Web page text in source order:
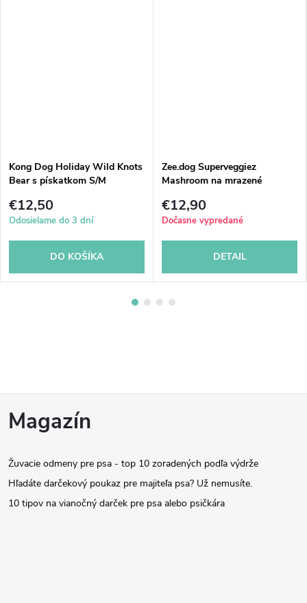
Kong Dog Holiday Wild Knots
Bear s pískatkom S/M
€12,50
Odosielame do 3 dní
DO KOŠÍKA
Zee.dog Superveggiez
Mashroom na mrazené
€12,90
Dočasne vypredané
DETAIL
Z
p
ä
Magazín
Žuvacie odmeny pre psa - top 10 zoradených podľa výdrže
Hľadáte darčekový poukaz pre majiteľa psa? Už nemusíte.
10 tipov na vianočný darček pre psa alebo psičkára